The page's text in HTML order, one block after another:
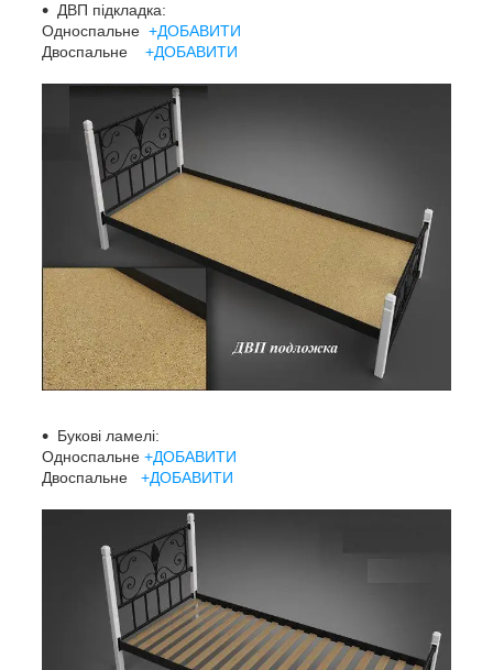
ДВП підкладка:
Односпальне +ДОБАВИТИ
Двоспальне +ДОБАВИТИ
Букові ламелі:
Односпальне +ДОБАВИТИ
Двоспальне +ДОБАВИТИ